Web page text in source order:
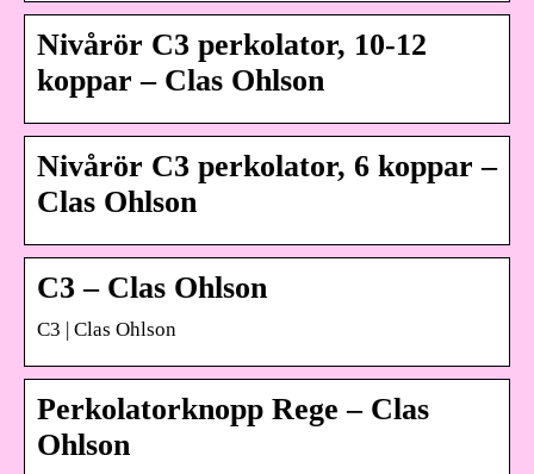
Nivårör C3 perkolator, 10-12
koppar – Clas Ohlson
Nivårör C3 perkolator, 6 koppar –
Clas Ohlson
C3 – Clas Ohlson
C3 | Clas Ohlson
Perkolatorknopp Rege – Clas
Ohlson